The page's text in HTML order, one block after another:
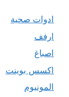
ادوات صحية
ارفف
اصباغ
اكسس بوينت
المونيوم